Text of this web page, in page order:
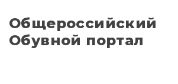
Общероссийский
Обувной портал